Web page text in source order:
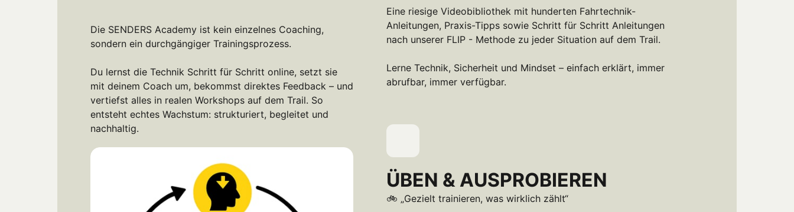
Die SENDERS Academy ist kein einzelnes Coaching,
sondern ein durchgängiger Trainingsprozess.
Du lernst die Technik Schritt für Schritt online, setzt sie
mit deinem Coach um, bekommst direktes Feedback – und
vertiefst alles in realen Workshops auf dem Trail. So
entsteht echtes Wachstum: strukturiert, begleitet und
nachhaltig.
Eine riesige Videobibliothek mit hunderten Fahrtechnik-
Anleitungen, Praxis-Tipps sowie Schritt für Schritt Anleitungen
nach unserer FLIP - Methode zu jeder Situation auf dem Trail.
Lerne Technik, Sicherheit und Mindset – einfach erklärt, immer
abrufbar, immer verfügbar.
ÜBEN & AUSPROBIEREN
🚲 „Gezielt trainieren, was wirklich zählt“